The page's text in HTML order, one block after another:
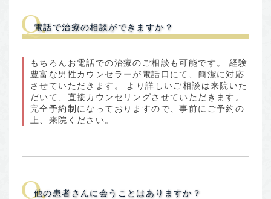
電話で治療の相談ができますか？
もちろんお電話での治療のご相談も可能です。 経験
豊富な男性カウンセラーが電話口にて、簡潔に対応
させていただきます。 より詳しいご相談は来院いた
だいて、直接カウンセリングさせていただきます。
完全予約制になっておりますので、事前にご予約の
上、来院ください。
他の患者さんに会うことはありますか？